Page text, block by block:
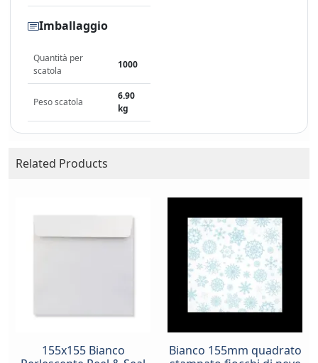
Imballaggio
Quantità per
scatola
1000
Peso scatola
6.90
kg
Related Products
155x155 Bianco
Bianco 155mm quadrato